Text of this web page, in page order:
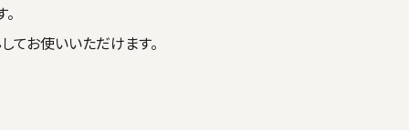
てお使いいただけます。